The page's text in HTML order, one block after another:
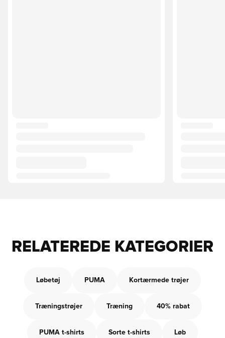
RELATEREDE KATEGORIER
Løbetøj PUMA Kortærmede trøjer
Træningstrøjer Træning 40% rabat
PUMA t-shirts Sorte t-shirts Løb